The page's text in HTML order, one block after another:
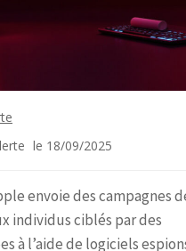
le 18/09/2025
envoie des campagnes
individus ciblés par des
à l’aide de logiciels